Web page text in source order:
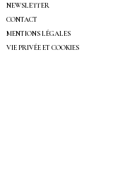
NEWSLETTER
CONTACT
MENTIONS LÉGALES
VIE PRIVÉE ET COOKIES